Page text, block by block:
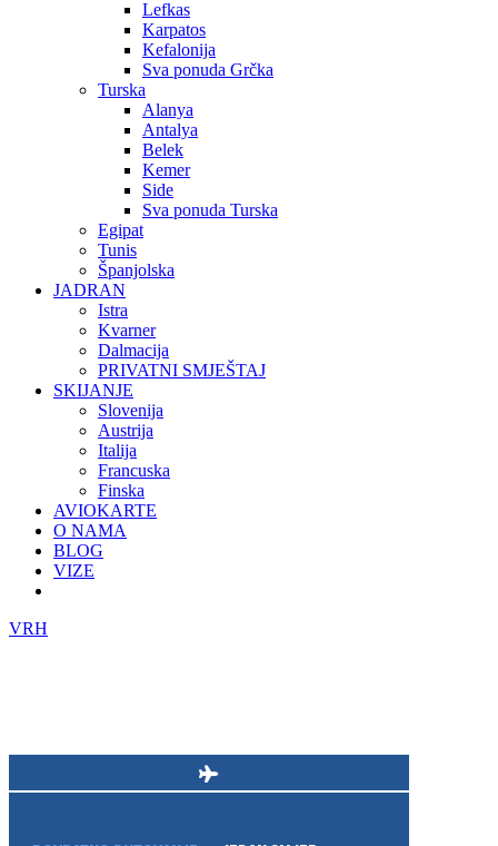
Lefkas
Karpatos
Kefalonija
Sva ponuda Grčka
Turska
Alanya
Antalya
Belek
Kemer
Side
Sva ponuda Turska
Egipat
Tunis
Španjolska
JADRAN
Istra
Kvarner
Dalmacija
PRIVATNI SMJEŠTAJ
SKIJANJE
Slovenija
Austrija
Italija
Francuska
Finska
AVIOKARTE
O NAMA
BLOG
VIZE
VRH